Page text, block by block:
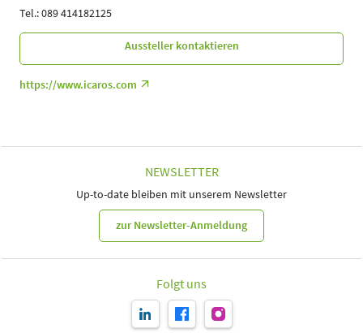
Tel.: 089 414182125
Aussteller kontaktieren
https://www.icaros.com
NEWSLETTER
Up-to-date bleiben mit unserem Newsletter
zur Newsletter-Anmeldung
Folgt uns